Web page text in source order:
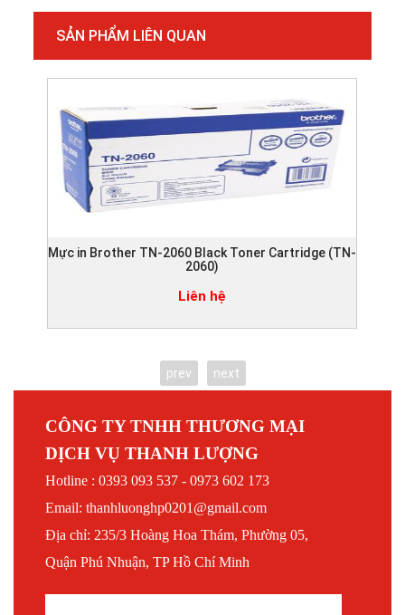
SẢN PHẨM LIÊN QUAN
Mực in Brother TN-2060 Black Toner Cartridge (TN-
2060)
Liên hệ
prev next
CÔNG TY TNHH THƯƠNG MẠI
DỊCH VỤ THANH LƯỢNG
Hotline : 0393 093 537 - 0973 602 173
Email: thanhluonghp0201@gmail.com
Địa chỉ: 235/3 Hoàng Hoa Thám, Phường 05,
Quận Phú Nhuận, TP Hồ Chí Minh